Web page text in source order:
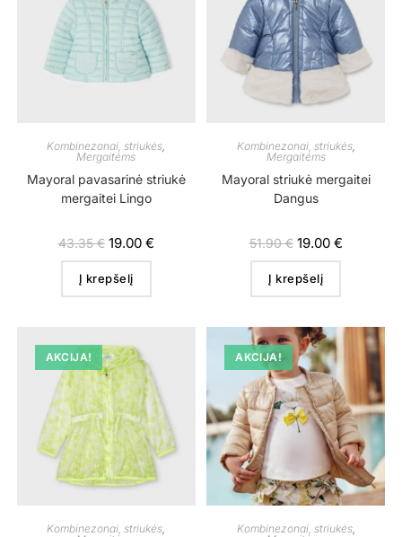
Kombinezonai, striukės,
Mergaitėms
Mayoral pavasarinė striukė
mergaitei Lingo
43.35€ 19.00 €
Į krepšelį
Kombinezonai, striukės,
Mergaitėms
Mayoral striukė mergaitei
Dangus
51.90€ 19.00 €
Į krepšelį
AKCIJA!
Kombinezonai, striukės
AKCIJA!
Kombinezonai, striukės,